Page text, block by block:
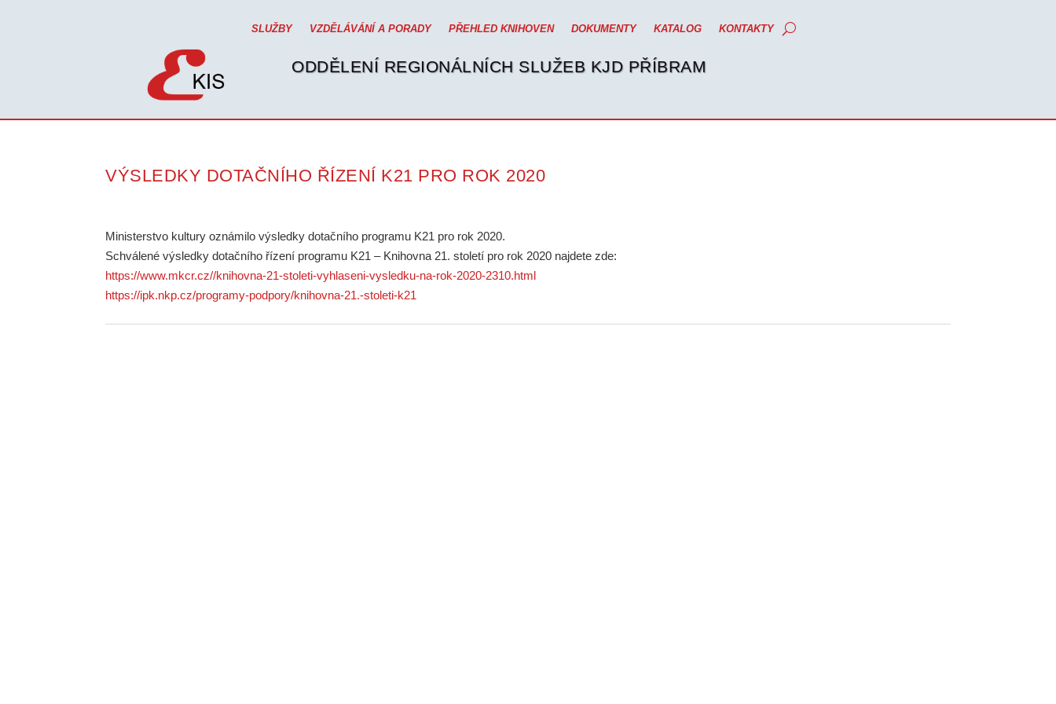
SLUŽBY VZDĚLÁVÁNÍ A PORADY PŘEHLED KNIHOVEN DOKUMENTY KATALOG KONTAKTY
ODDĚLENÍ REGIONÁLNÍCH SLUŽEB KJD PŘÍBRAM
VÝSLEDKY DOTAČNÍHO ŘÍZENÍ K21 PRO ROK 2020
Ministerstvo kultury oznámilo výsledky dotačního programu K21 pro rok 2020.
Schválené výsledky dotačního řízení programu K21 – Knihovna 21. století pro rok 2020 najdete zde:
https://www.mkcr.cz//knihovna-21-stoleti-vyhlaseni-vysledku-na-rok-2020-2310.html
https://ipk.nkp.cz/programy-podpory/knihovna-21.-stoleti-k21